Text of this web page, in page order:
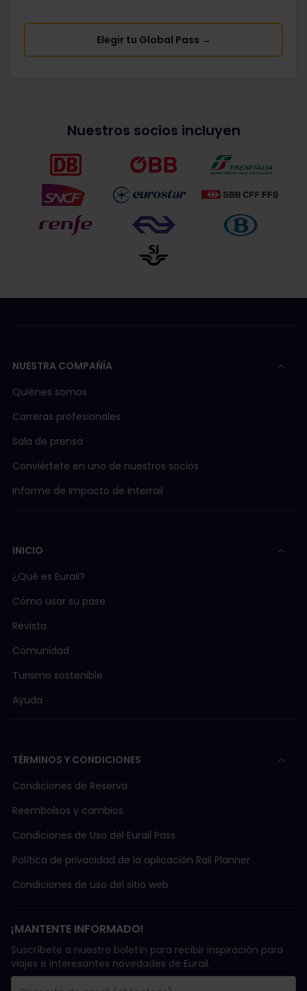
Elegir tu Global Pass →
Nuestros socios incluyen
NUESTRA COMPAÑÍA
Quiénes somos
Carreras profesionales
Sala de prensa
Conviértete en uno de nuestros socios
Informe de Impacto de Interrail
INICIO
¿Qué es Eurail?
Cómo usar su pase
Revista
Comunidad
Turismo sostenible
Ayuda
TÉRMINOS Y CONDICIONES
Condiciones de Reserva
Reembolsos y cambios
Condiciones de Uso del Eurail Pass
Política de privacidad de la aplicación Rail Planner
Condiciones de uso del sitio web
¡MANTENTE INFORMADO!
Suscríbete a nuestro boletín para recibir inspiración para
viajes e interesantes novedades de Eurail.